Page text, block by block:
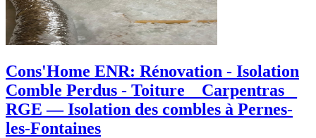
Cons'Home ENR: Rénovation - Isolation
Comble Perdus - Toiture _ Carpentras _
RGE — Isolation des combles à Pernes-
les-Fontaines